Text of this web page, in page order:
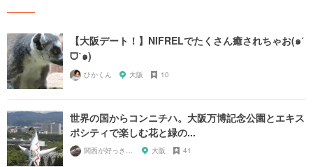
【大阪デート！】NIFRELでたくさん癒されちゃお(๑ˊ
ᗜˋ๑)
ひかくん 大阪 10
世界の国からコンニチハ。大阪万博記念公園とエキス
ポシティで楽しむ花と緑の...
関西が好っきゃねん 大阪 41